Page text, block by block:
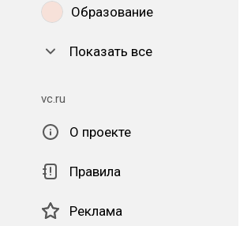
Образование
Показать все
vc.ru
О проекте
Правила
Реклама